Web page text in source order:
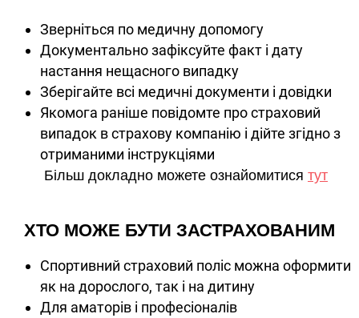
Зверніться по медичну допомогу
Документально зафіксуйте факт і дату
настання нещасного випадку
Зберігайте всі медичні документи і довідки
Якомога раніше повідомте про страховий
випадок в страхову компанію і дійте згідно з
отриманими інструкціями
Більш докладно можете ознайомитися тут
ХТО МОЖЕ БУТИ ЗАСТРАХОВАНИМ
Спортивний страховий поліс можна оформити
як на дорослого, так і на дитину
Для аматорів і професіоналів